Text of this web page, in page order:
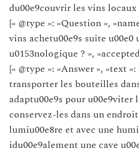
du00e9couvrir les vins locaux
{« @type »: »Question »,
vins achetu00e9s suite u00e0
u0153nologique ? »,
{« @type »: »Answer », »text
transporter les bouteilles
adaptu00e9s pour u00e9viter
conservez-les dans un
lumiu00e8re et avec une
idu00e9alement une cave